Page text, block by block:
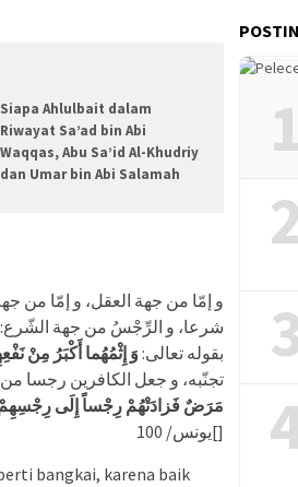
Siapa Ahlulbait dalam
Riwayat Sa’ad bin Abi
Waqqas, Abu Sa’id Al-Khudriy
dan Umar bin Abi Salamah
و إمّا من جهة العقل، و إمّا من
شرعا، و الرِّجْسُ من جهة الشّرع:
بقوله تعالى:وَ إِثْمُهُما أَكْبَرُ مِنْ
تجنّبه، و جعل الكافرين رجسا
مَرَضٌ فَزادَتْهُمْ رِجْساً إِلَى رِجْسِهِمْ‏ [التوبة/ 125]، و قوله تعالى: وَ يَجْعَلُ الرِّجْسَ
]يونس/ 100]
bangkai, karena baik